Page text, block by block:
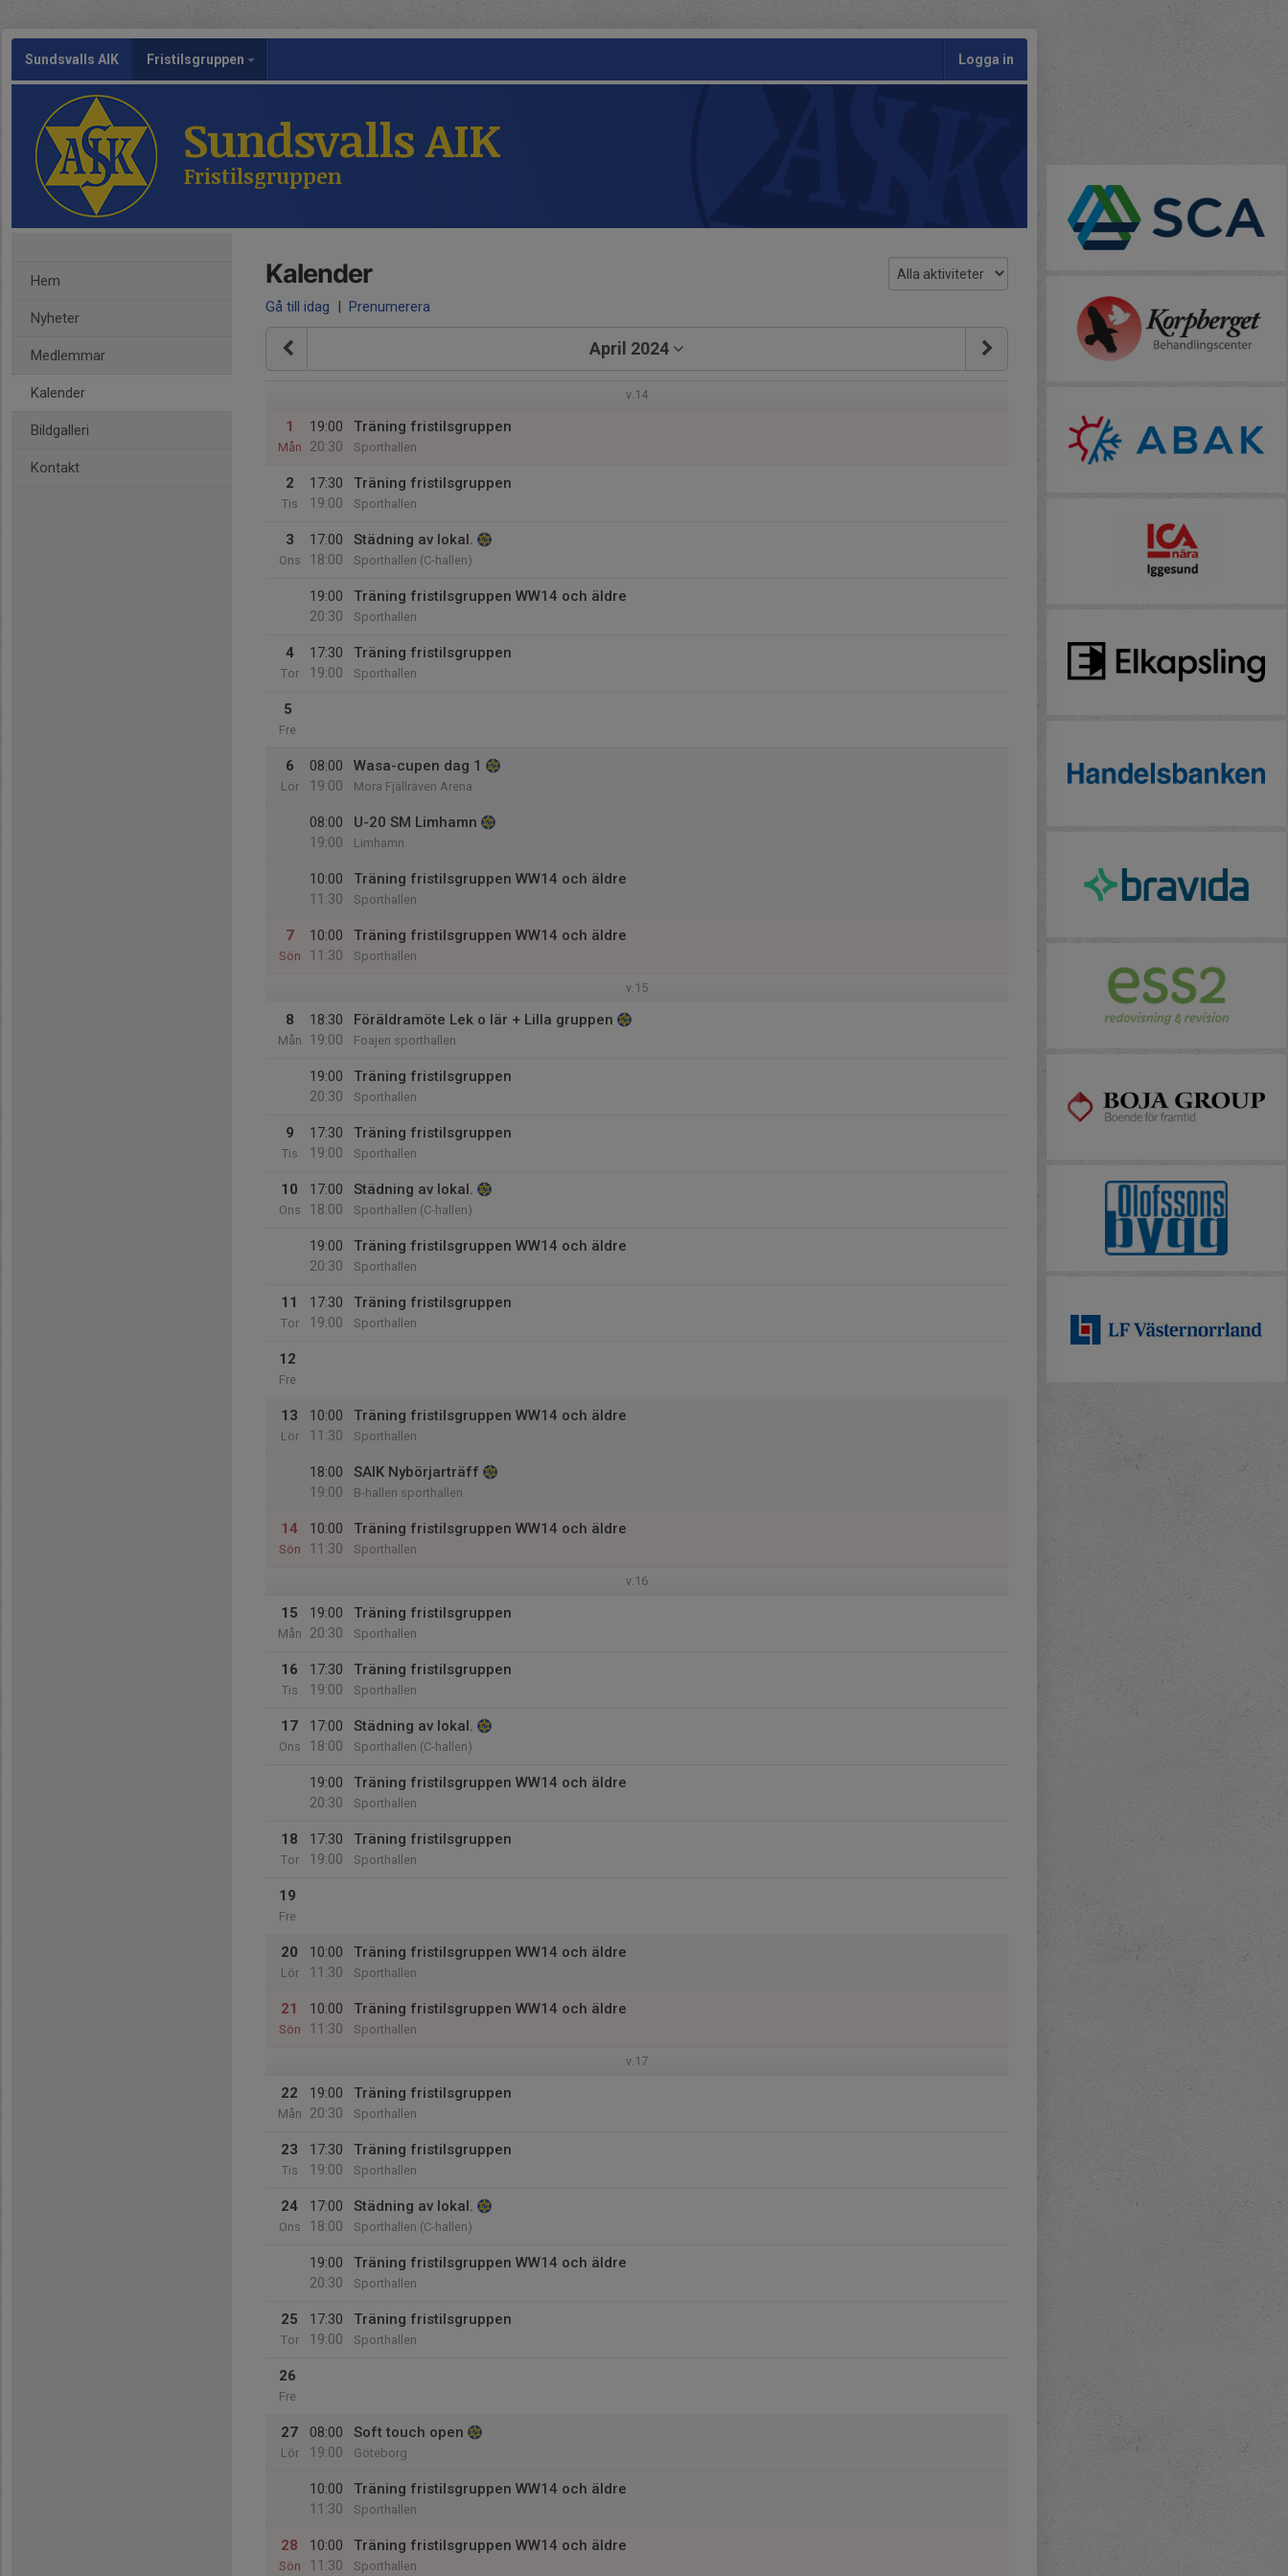
Sundsvalls AIK Fristilsgruppen Logga in
Sundsvalls AIK
Fristilsgruppen
Hem
Nyheter
Medlemmar
Kalender
Bildgalleri
Kontakt
Kalender
Gå till idag | Prenumerera
April 2024
v.14
1
Mån
19:00
20:30
Träning fristilsgruppen
Sporthallen
2
Tis
17:30
19:00
Träning fristilsgruppen
Sporthallen
3
Ons
17:00
18:00
Städning av lokal.
Sporthallen (C-hallen)
19:00
20:30
Träning fristilsgruppen WW14 och äldre
Sporthallen
4
Tor
17:30
19:00
Träning fristilsgruppen
Sporthallen
5
Fre
6
Lör
08:00
19:00
Wasa-cupen dag 1
Mora Fjällräven Arena
08:00
19:00
U-20 SM Limhamn
Limhamn
10:00
11:30
Träning fristilsgruppen WW14 och äldre
Sporthallen
7
Sön
10:00
11:30
Träning fristilsgruppen WW14 och äldre
Sporthallen
v.15
8
Mån
18:30
19:00
Föräldramöte Lek o lär + Lilla gruppen
Foajen sporthallen
19:00
20:30
Träning fristilsgruppen
Sporthallen
9
Tis
17:30
19:00
Träning fristilsgruppen
Sporthallen
10
Ons
17:00
18:00
Städning av lokal.
Sporthallen (C-hallen)
19:00
20:30
Träning fristilsgruppen WW14 och äldre
Sporthallen
11
Tor
17:30
19:00
Träning fristilsgruppen
Sporthallen
12
Fre
13
Lör
10:00
11:30
Träning fristilsgruppen WW14 och äldre
Sporthallen
18:00
19:00
SAIK Nybörjarträff
B-hallen sporthallen
14
Sön
10:00
11:30
Träning fristilsgruppen WW14 och äldre
Sporthallen
v.16
15
Mån
19:00
20:30
Träning fristilsgruppen
Sporthallen
16
Tis
17:30
19:00
Träning fristilsgruppen
Sporthallen
17
Ons
17:00
18:00
Städning av lokal.
Sporthallen (C-hallen)
19:00
20:30
Träning fristilsgruppen WW14 och äldre
Sporthallen
18
Tor
17:30
19:00
Träning fristilsgruppen
Sporthallen
19
Fre
20
Lör
10:00
11:30
Träning fristilsgruppen WW14 och äldre
Sporthallen
21
Sön
10:00
11:30
Träning fristilsgruppen WW14 och äldre
Sporthallen
v.17
22
Mån
19:00
20:30
Träning fristilsgruppen
Sporthallen
23
Tis
17:30
19:00
Träning fristilsgruppen
Sporthallen
24
Ons
17:00
18:00
Städning av lokal.
Sporthallen (C-hallen)
19:00
20:30
Träning fristilsgruppen WW14 och äldre
Sporthallen
25
Tor
17:30
19:00
Träning fristilsgruppen
Sporthallen
26
Fre
27
Lör
08:00
19:00
Soft touch open
Göteborg
10:00
11:30
Träning fristilsgruppen WW14 och äldre
Sporthallen
28
Sön
10:00
11:30
Träning fristilsgruppen WW14 och äldre
Sporthallen